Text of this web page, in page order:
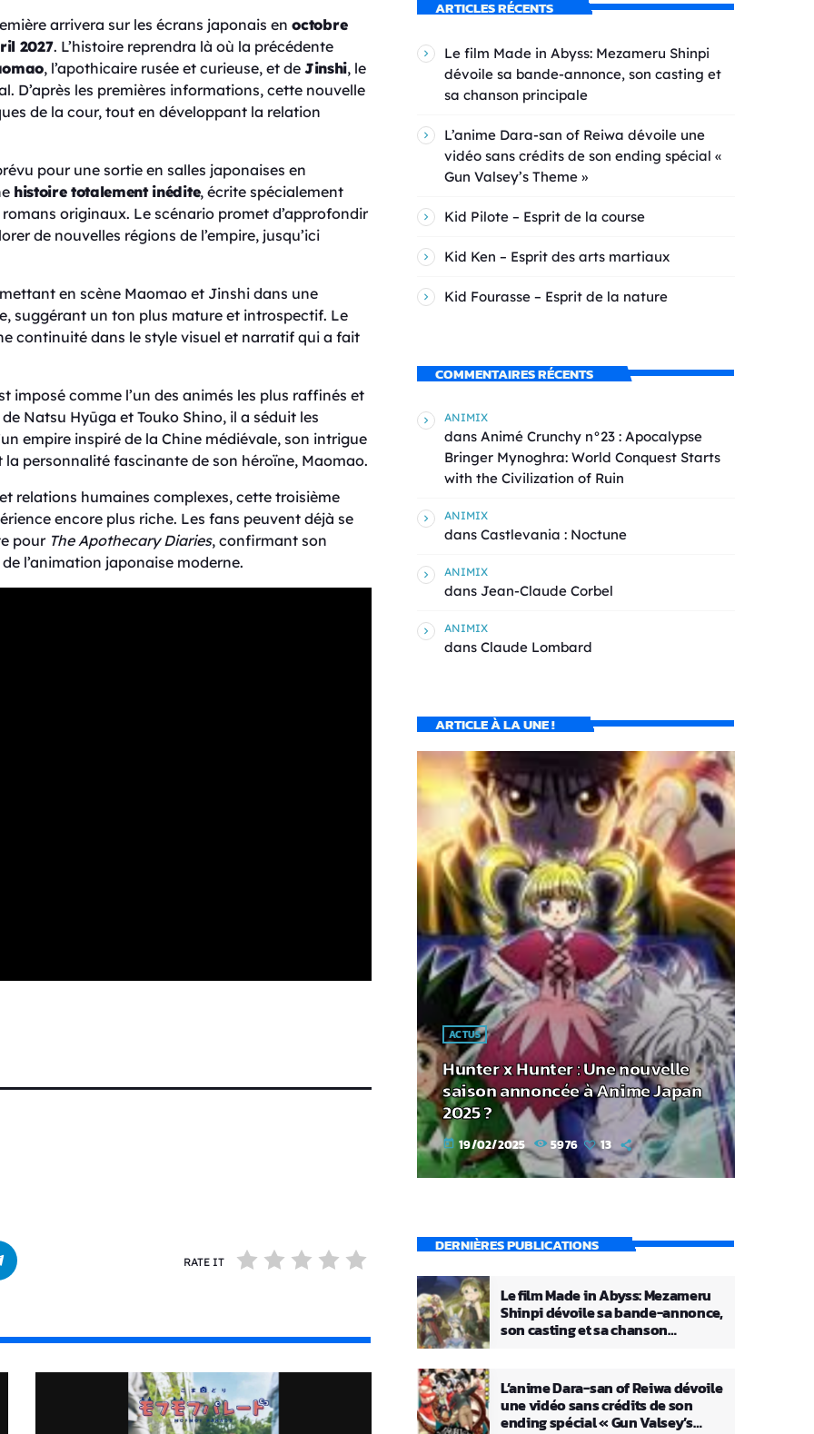
arrivera sur les écrans japonais enoctobre
2027. L’histoire reprendra là où la précédente
, l’apothicaire rusée et curieuse, et deJinshi, le
D’après les premières informations, cette nouvelle
de la cour, tout en développant la relation
pour une sortie en salles japonaises en
histoire totalement inédite, écrite spécialement
romans originaux. Le scénario promet d’approfondir
de nouvelles régions de l’empire, jusqu’ici
en scène Maomao et Jinshi dans une
suggérant un ton plus mature et introspectif. Le
continuité dans le style visuel et narratif qui a fait
imposé comme l’un des animés les plus raffinés et
Natsu Hyūga et Touko Shino, il a séduit les
empire inspiré de la Chine médiévale, son intrigue
personnalité fascinante de son héroïne, Maomao.
relations humaines complexes, cette troisième
encore plus riche. Les fans peuvent déjà se
pour The Apothecary Diaries, confirmant son
l’animation japonaise moderne.
RATE IT
ARTICLES RÉCENTS
Le film Made in Abyss: Mezameru Shinpi
dévoile sa bande-annonce, son casting et
sa chanson principale
L’anime Dara-san of Reiwa dévoile une
vidéo sans crédits de son ending spécial «
Gun Valsey’s Theme »
Kid Pilote – Esprit de la course
Kid Ken – Esprit des arts martiaux
Kid Fourasse – Esprit de la nature
COMMENTAIRES RÉCENTS
ANIMIX
dans Animé Crunchy n°23 : Apocalypse
Bringer Mynoghra: World Conquest Starts
with the Civilization of Ruin
ANIMIX
dans Castlevania : Noctune
ANIMIX
dans Jean-Claude Corbel
ANIMIX
dans Claude Lombard
ARTICLE À LA UNE !
ACTUS
Hunter x Hunter : Une nouvelle
saison annoncée à Anime Japan
2025 ?
today 19/02/2025 5976 13
DERNIÈRES PUBLICATIONS
Le film Made in Abyss: Mezameru
Shinpi dévoile sa bande-annonce,
son casting et sa chanson
L’anime Dara-san of Reiwa dévoile
une vidéo sans crédits de son
ending spécial « Gun Valsey’s